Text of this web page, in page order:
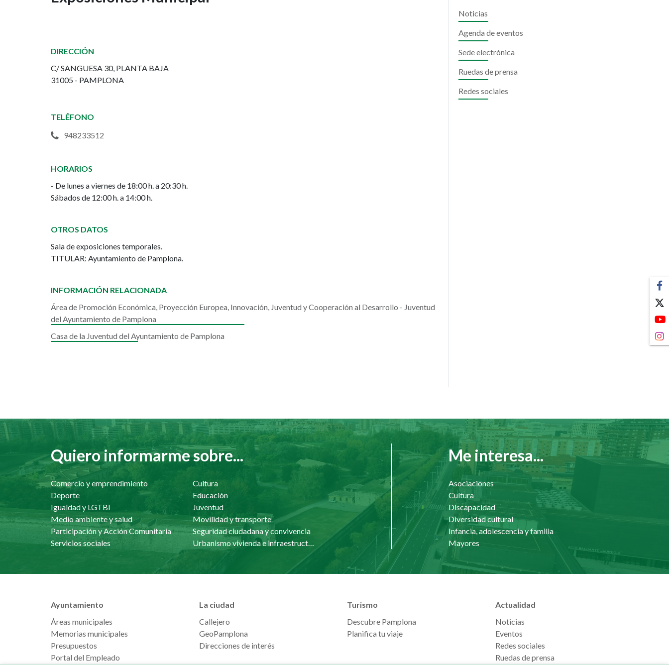
de
la
Casa
de
la
-
Sala
Exposiciones
Municipal
DIRECCIÓN
C/ SANGUESA 30, PLANTA BAJA
31005 - PAMPLONA
TELÉFONO
948233512
HORARIOS
- De lunes a viernes de 18:00 h. a 20:30 h.
Sábados de 12:00 h. a 14:00 h.
OTROS DATOS
Sala de exposiciones temporales.
TITULAR: Ayuntamiento de Pamplona.
INFORMACIÓN RELACIONADA
Área de Promoción Económica, Proyección Europea, Innovación, Juventud y Cooperación al Desarrollo - Juventud
del Ayuntamiento de Pamplona
Casa de la Juventud del Ayuntamiento de Pamplona
Noticias
Agenda de eventos
Sede electrónica
Ruedas de prensa
Redes sociales
Quiero informarme sobre...
Comercio y emprendimiento
Cultura
Deporte
Educación
Igualdad y LGTBI
Juventud
Medio ambiente y salud
Movilidad y transporte
Participación y Acción Comunitaria
Seguridad ciudadana y convivencia
Servicios sociales
Me interesa...
Asociaciones
Cultura
Discapacidad
Diversidad cultural
Infancia, adolescencia y familia
Mayores
Ayuntamiento
Áreas municipales
Memorias municipales
Presupuestos
Portal del Empleado
La ciudad
Callejero
GeoPamplona
Direcciones de interés
Turismo
Descubre Pamplona
Planifica tu viaje
Actualidad
Noticias
Eventos
Redes sociales
Ruedas de prensa